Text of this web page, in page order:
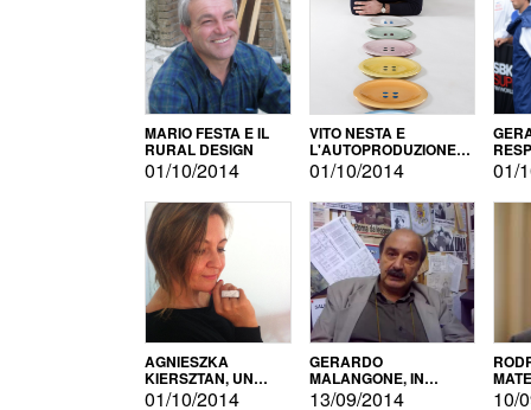
MARIO FESTA E IL
RURAL DESIGN
01/10/2014
VITO NESTA E
L'AUTOPRODUZIONE
COME RECUPERO DEI
SIMBOLI
01/10/2014 01/
AGNIESZKA
KIERSZTAN, UN
MODELLO DI
01/10/2014
GERARDO
MALANGONE, IN
GIURIA PER IL
13/09/2014 10/